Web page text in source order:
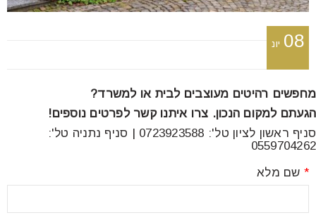
08 יונ
מחפשים רהיטים מעוצבים לבית או למשרד?
הגעתם למקום הנכון. צרו איתנו קשר לפרטים נוספים!
סניף ראשון לציון טל': 0723923588 | סניף נתניה טל':
0559704262
*
font_download סמן קישורים
את
כל
האפשרויות